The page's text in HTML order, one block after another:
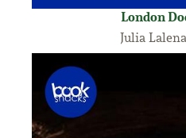
London
Julia